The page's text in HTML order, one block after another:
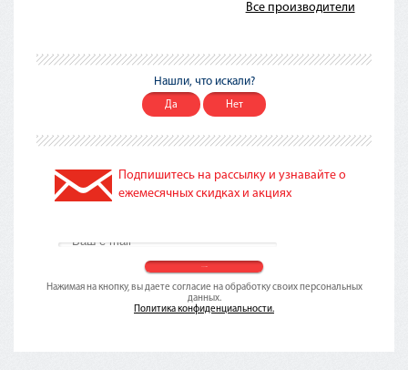
Все производители
Нашли, что искали?
Да Нет
Подпишитесь на рассылку и узнавайте о
ежемесячных скидках и акциях
Нажимая на кнопку, вы даете согласие на обработку своих персональных
данных.
Политика конфиденциальности.